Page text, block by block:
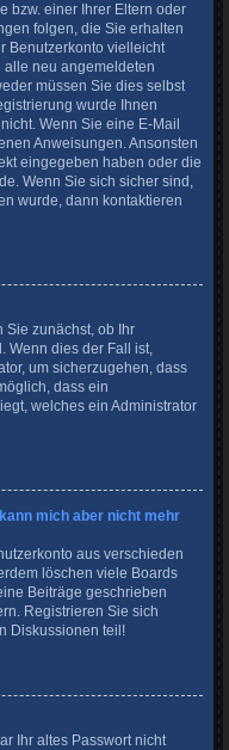
bzw. einer Ihrer Eltern oder
folgen, die Sie erhalten
Benutzerkonto vielleicht
neu angemeldeten
müssen Sie dies selbst
wurde Ihnen
Wenn Sie eine E-Mail
Anweisungen. Ansonsten
eingegeben haben oder die
Wenn Sie sich sicher sind,
wurde, dann kontaktieren
Sie zunächst, ob Ihr
Wenn dies der Fall ist,
um sicherzugehen, dass
dass ein
welches ein Administrator
mich aber nicht mehr
aus verschieden
löschen viele Boards
Beiträge geschrieben
Registrieren Sie sich
Diskussionen teil!
Ihr altes Passwort nicht